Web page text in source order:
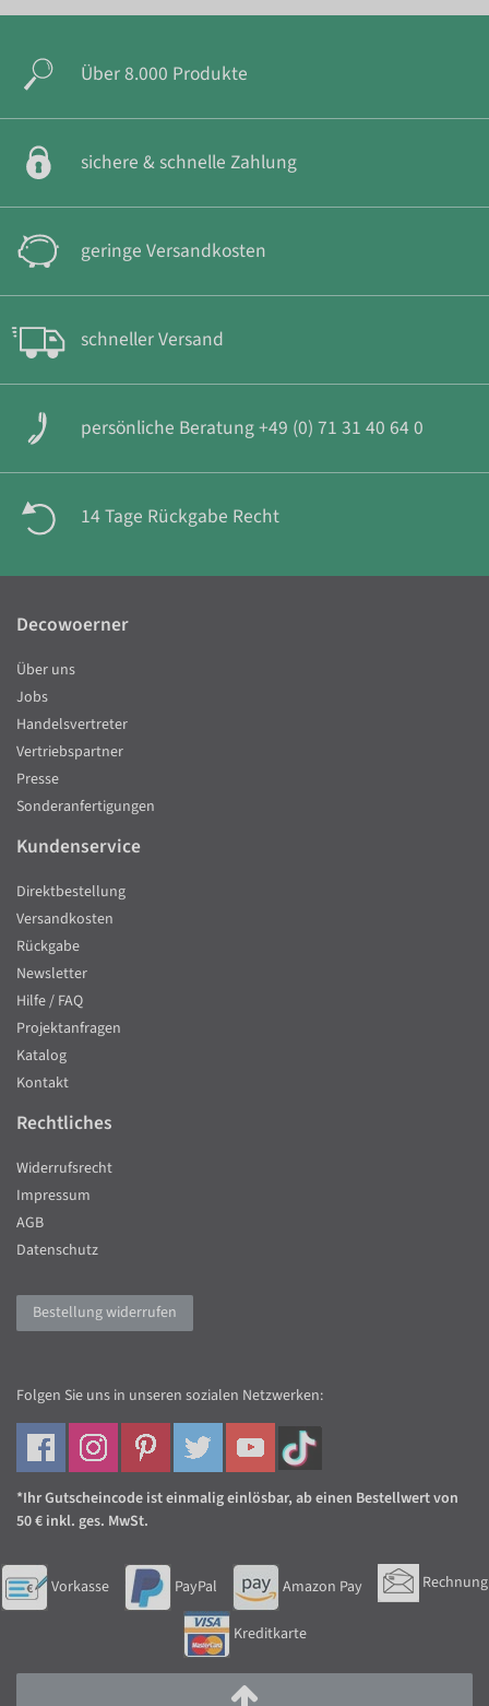
Über 8.000 Produkte
sichere & schnelle Zahlung
geringe Versandkosten
schneller Versand
persönliche Beratung +49 (0) 71 31 40 64 0
14 Tage Rückgabe Recht
Decowoerner
Über uns
Jobs
Handelsvertreter
Vertriebspartner
Presse
Sonderanfertigungen
Kundenservice
Direktbestellung
Versandkosten
Rückgabe
Newsletter
Hilfe / FAQ
Projektanfragen
Katalog
Kontakt
Rechtliches
Widerrufsrecht
Impressum
AGB
Datenschutz
Bestellung widerrufen
Folgen Sie uns in unseren sozialen Netzwerken:
*Ihr Gutscheincode ist einmalig einlösbar, ab einen Bestellwert von
50 € inkl. ges. MwSt.
Vorkasse PayPal Amazon Pay Rechnung
Kreditkarte